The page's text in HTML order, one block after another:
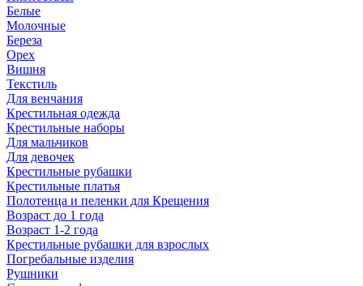
Белые
Молочные
Береза
Орех
Вишня
Текстиль
Для венчания
Крестильная одежда
Крестильные наборы
Для мальчиков
Для девочек
Крестильные рубашки
Крестильные платья
Полотенца и пеленки для Крещения
Возраст до 1 года
Возраст 1-2 года
Крестильные рубашки для взрослых
Погребальные изделия
Рушники